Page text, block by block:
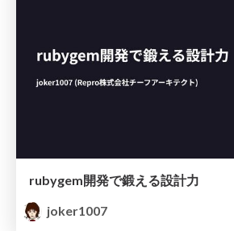
rubygem開発で鍛える設計力
joker1007